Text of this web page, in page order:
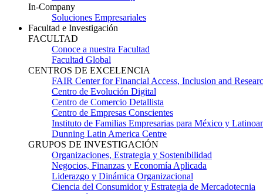
In-Company
Soluciones Empresariales
Facultad e Investigación
FACULTAD
Conoce a nuestra Facultad
Facultad Global
CENTROS DE EXCELENCIA
FAIR Center for Financial Access, Inclusion and
Centro de Evolución Digital
Centro de Comercio Detallista
Centro de Empresas Conscientes
Instituto de Familias Empresarias para México y
Dunning Latin America Centre
GRUPOS DE INVESTIGACIÓN
Organizaciones, Estrategia y Sostenibilidad
Negocios, Finanzas y Economía Aplicada
Liderazgo y Dinámica Organizacional
Ciencia del Consumidor y Estrategia de Mercadotecnia